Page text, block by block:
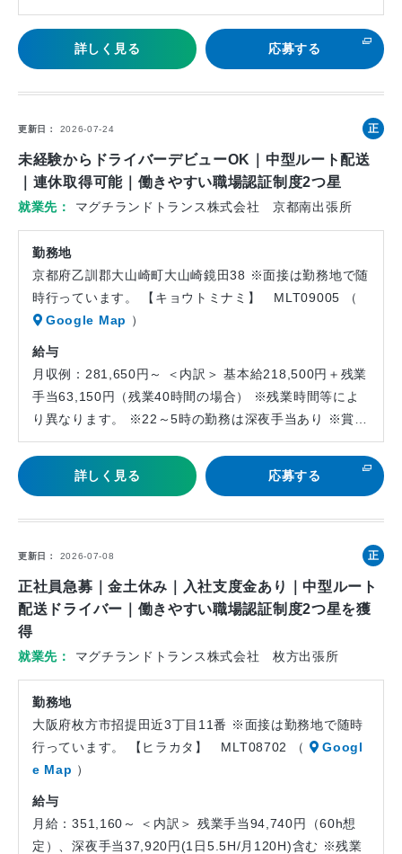
詳しく見る 応募する
更新日 2026-07-24
正
未経験からドライバーデビューOK｜中型ルート配送
｜連休取得可能｜働きやすい職場認証制度2つ星
就業先 マグチランドトランス株式会社 京都南出張所
勤務地
京都府乙訓郡大山崎町大山崎鏡田38 ※面接は勤務地で随
時行っています。 【キョウトミナミ】 MLT09005 （
Google Map ）
給与
月収例：281,650円～ ＜内訳＞ 基本給218,500円＋残業
手当63,150円（残業40時間の場合） ※残業時間等によ
り異なります。 ※22～5時の勤務は深夜手当あり ※賞…
詳しく見る 応募する
更新日 2026-07-08
正
社
正社員急募｜金土休み｜入社支度金あり｜中型ルート
配送ドライバー｜働きやすい職場認証制度2つ星を獲
得
就業先 マグチランドトランス株式会社 枚方出張所
勤務地
大阪府枚方市招提田近3丁目11番 ※面接は勤務地で随時
行っています。 【ヒラカタ】 MLT08702 （
Googl
e Map ）
給与
月給：351,160～ ＜内訳＞ 残業手当94,740円（60h想
定）、深夜手当37,920円(1日5.5H/月120H)含む ※残業